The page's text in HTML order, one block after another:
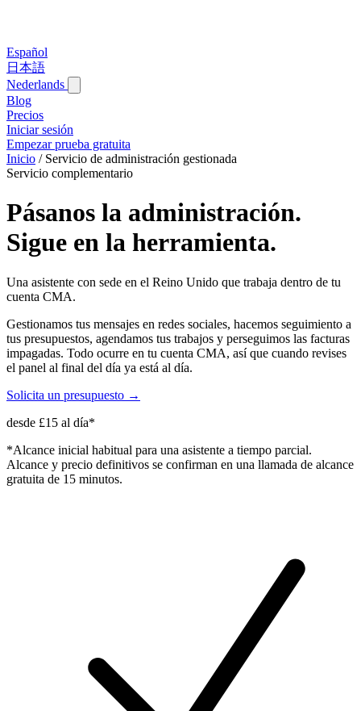
Español
日本語
Nederlands
Blog‎
Precios
Iniciar sesión
Empezar prueba gratuita
Inicio / Servicio de administración gestionada
Servicio complementario
Pásanos la administración.
Sigue en la herramienta.
Una asistente con sede en el Reino Unido que trabaja dentro de tu
cuenta CMA.
Gestionamos tus mensajes en redes sociales, hacemos seguimiento a
tus presupuestos, agendamos tus trabajos y perseguimos las facturas
impagadas. Todo ocurre en tu cuenta CMA, así que cuando revises
el panel al final del día ya está al día.
Solicita un presupuesto →
desde £15 al día*
*Alcance inicial habitual para una asistente a tiempo parcial.
Alcance y precio definitivos se confirman en una llamada de alcance
gratuita de 15 minutos.